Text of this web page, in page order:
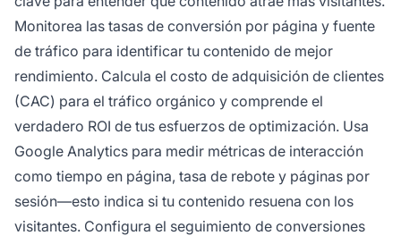
Monitorea las tasas de conversión por página y fuente
de tráfico para identificar tu contenido de mejor
rendimiento. Calcula el costo de adquisición de clientes
(CAC) para el tráfico orgánico y comprende el
verdadero ROI de tus esfuerzos de optimización. Usa
Google Analytics para medir métricas de interacción
como tiempo en página, tasa de rebote y páginas por
sesión—esto indica si tu contenido resuena con los
visitantes. Configura el seguimiento de conversiones